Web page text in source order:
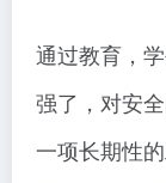
通过教育，
强了，对安
一项长期性